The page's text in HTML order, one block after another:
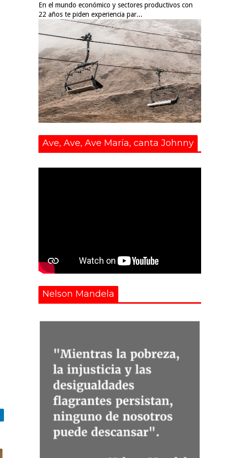
En el mundo económico y sectores productivos con
22 años te piden experiencia par...
Ave, Ave, Ave María, canta Johnny
Nelson Mandela